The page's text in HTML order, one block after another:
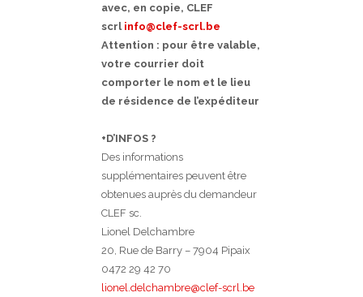
avec, en copie, CLEF
scrl info@clef-scrl.be
Attention : pour être valable,
votre courrier doit
comporter le nom et le lieu
de résidence de l’expéditeur
+D’INFOS ?
Des informations
supplémentaires peuvent être
obtenues auprès du demandeur
CLEF sc.
Lionel Delchambre
20, Rue de Barry – 7904 Pipaix
0472 29 42 70
lionel.delchambre@clef-scrl.be